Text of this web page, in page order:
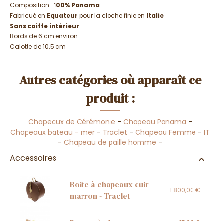
Composition : 100% Panama
Fabriqué en Equateur pour la cloche finie en Italie
Sans coiffe intérieur
Bords de 6 cm environ
Calotte de 10.5 cm
Autres catégories où apparaît ce
produit :
Chapeaux de Cérémonie - Chapeau Panama -
Chapeaux bateau - mer - Traclet - Chapeau Femme - IT
- Chapeau de paille homme -
Accessoires
Boite à chapeaux cuir
marron - Traclet
1 800,00 €